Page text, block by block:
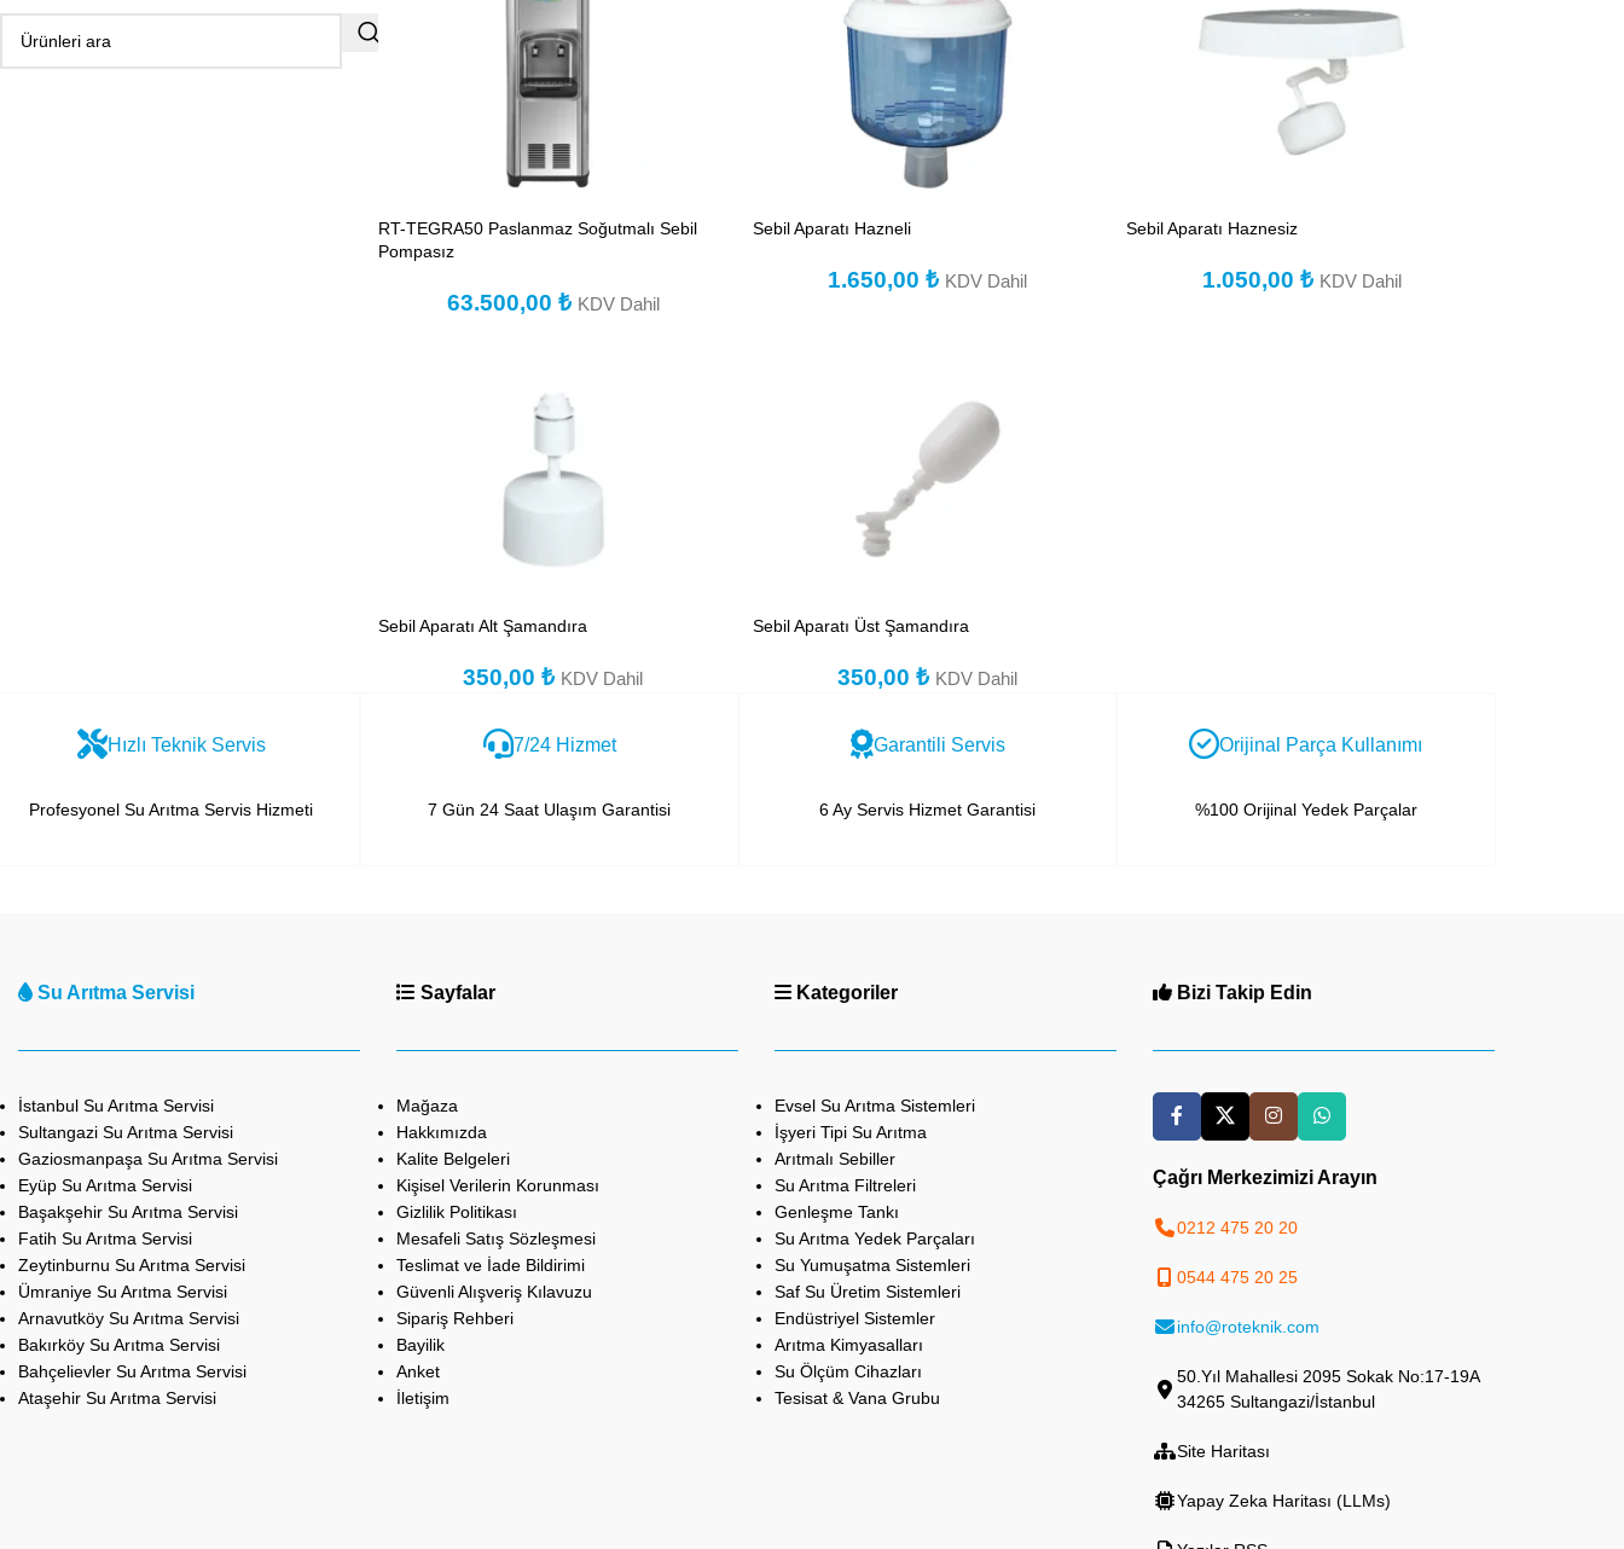
RT-TEGRA50 Paslanmaz Soğutmalı Sebil
Pompasız
63.500,00 ₺ KDV Dahil
Sebil Aparatı Hazneli
1.650,00 ₺ KDV Dahil
Sebil Aparatı Haznesiz
1.050,00 ₺ KDV Dahil
Sebil Aparatı Alt Şamandıra
350,00₺ KDV Dahil
Sebil Aparatı Üst Şamandıra
350,00 ₺ KDV Dahil
Hızlı Teknik Servis
Profesyonel Su Arıtma Servis Hizmeti
7/24 Hizmet
7 Gün 24 Saat Ulaşım Garantisi
Garantili Servis
6 Ay Servis Hizmet Garantisi
Orijinal Parça Kullanımı
%100 Orijinal Yedek Parçalar
Su Arıtma Servisi
İstanbul Su Arıtma Servisi
Sultangazi Su Arıtma Servisi
Gaziosmanpaşa Su Arıtma Servisi
Eyüp Su Arıtma Servisi
Başakşehir Su Arıtma Servisi
Fatih Su Arıtma Servisi
Zeytinburnu Su Arıtma Servisi
Ümraniye Su Arıtma Servisi
Arnavutköy Su Arıtma Servisi
Bakırköy Su Arıtma Servisi
Bahçelievler Su Arıtma Servisi
Ataşehir Su Arıtma Servisi
Sayfalar
Mağaza
Hakkımızda
Kalite Belgeleri
Kişisel Verilerin Korunması
Gizlilik Politikası
Mesafeli Satış Sözleşmesi
Teslimat ve İade Bildirimi
Güvenli Alışveriş Kılavuzu
Sipariş Rehberi
Bayilik
Anket
İletişim
Kategoriler
Evsel Su Arıtma Sistemleri
İşyeri Tipi Su Arıtma
Arıtmalı Sebiller
Su Arıtma Filtreleri
Genleşme Tankı
Su Arıtma Yedek Parçaları
Su Yumuşatma Sistemleri
Saf Su Üretim Sistemleri
Endüstriyel Sistemler
Arıtma Kimyasalları
Su Ölçüm Cihazları
Tesisat & Vana Grubu
Bizi Takip Edin
Çağrı Merkezimizi Arayın
0212 475 20 20
0544 475 20 25
info@roteknik.com
50.Yıl Mahallesi 2095 Sokak No:17-19A
34265 Sultangazi/İstanbul
Site Haritası
Yapay Zeka Haritası (LLMs)